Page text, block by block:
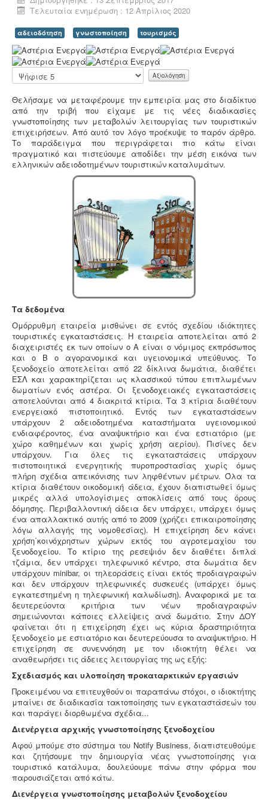
Άδεια λειτουργίας catering -
αδειοδοτούνται ως επαγγελματικά εργαστήρια με
προαπαιτούμενη κτηνιατρική άδεια λειτουργίας η
οποία συνοδεύεται από πλήρη μελέτη HACCP,
σύμφωνα με τον ευρωπαϊκό κανονισμό 853/2004.
Νομιμοποίηση γεώτρησης - Όλες οι μεταβιβάσεις
κατόπιν νομιμοποίησης της γεώτρησης. Για να
προχωρήσει η συμβολαιογραφική πράξη θα πρέπει να
έχει εκδοθεί κωδικός ΕΜΣΥ ενεργού ή ανενεργού
σημείου υδροληψίας
Μελέτη πισίνας / κολυμβητικής
δεξαμενής - Οι πισίνες είναι χημικές εγκαταστάσεις
επεξεργασίας νερού σύμφωνα με το προεδρικό
διάταγμα ΠΔ 274/97. Για την λειτουργία της πισίνας
απαιτείται υγειονολογική - χημικοτεχνική μελέτη και
κανονισμός λειτουργίας - ασφαλείας. Η άδεια
λειτουργίας εκδίδεται με διαδικασίες γνωστοποίησης.
Μελέτη επικινδυνότητας λεγιονέλλα - .Η υγειονομική
αναγνώριση και μελέτη εκτίμησης του κινδύνου από
την λεγιονέλλα στις υδρεύσεις ξενοδοχειακών κτιρίων
επιβάλλεται από τις νέες υγειονομικές διατάξεις του
Υπουργείου Υγείας.
Ενεργειακά πιστοποιητικά - Όλες οι αγοραπωλησίες,
μισθώσεις, ανακαινίσεις και μονώσεις κατοικιών -
επαγγελματικών χώρων προαπαιτούν την ύπαρξη
ενεργειακού πιστοποιητικού
Μελέτη HACCP υγειονομικού ενδιαφέροντος
Όλα τα
καταστήματα υγειονομικού ενδιαφέροντος,
βρεφονηπιακοί, μονάδες φροντίδας, παλιά & νέα,
υποχρεούνται να διαθέτουν μελέτη διεργασιών
HACCP από επαγγελματία
υγειονολόγο (απόφαση
Υ1γ/ΓΠ/οικ.47829/17 ).
Τελευταία ενημέρωση : 12 Απρίλιος 2020
αδειοδότηση γνωστοποίηση τουρισμός
Α
ξ
ι
ο
ό
γ
η
σ
η
Χ
ρ
Παρακαλώ
αξιολογήστε
Θελήσαμε να μεταφέρουμε την εμπειρία μας στο διαδίκτυο
από την τριβή που είχαμε με τις νέες διαδικασίες
γνωστοποίησης των μεταβολών λειτουργίας των τουριστικών
επιχειρήσεων. Από αυτό τον λόγο προέκυψε το παρόν άρθρο.
Το παράδειγμα που περιγράφεται πιο κάτω είναι
πραγματικό και πιστεύουμε αποδίδει την μέση εικόνα των
ελληνικών αδειοδοτημένων τουριστικών καταλυμάτων.
Τα δεδομένα
Ομόρρυθμη εταιρεία μισθώνει σε εντός σχεδίου ιδιόκτητες
τουριστικές εγκαταστάσεις. Η εταιρεία αποτελείται από 2
διαχειριστές εκ των οποίων ο Α είναι ο νόμιμος εκπρόσωπος
και ο Β ο αγορανομικά και υγειονομικά υπεύθυνος. Το
ξενοδοχείο αποτελείται από 22 δίκλινα δωμάτια, διαθέτει
ΕΣΛ και χαρακτηρίζεται ως κλασσικού τύπου επιπλωμένων
δωματίων ενός αστέρα. Οι ξενοδοχειακές εγκαταστάσεις
αποτελούνται από 4 διακριτά κτίρια. Τα 3 κτίρια διαθέτουν
ενεργειακό πιστοποιητικό. Εντός των εγκαταστάσεων
υπάρχουν 2 αδειοδοτημένα καταστήματα υγειονομικού
ενδιαφέροντος, ένα αναψυκτήριο και ένα εστιατόριο (με
χώρο καθημένων και χωρίς χρήση αερίου). Πισίνες δεν
υπάρχουν. Για όλες τις εγκαταστάσεις υπάρχουν
πιστοποιητικά ενεργητικής πυροπροστασίας χωρίς όμως
πλήρη σχέδια απεικόνισης των ληφθέντων μέτρων. Όλα τα
κτίρια διαθέτουν οικοδομική άδεια, έχουν διαπιστωθεί όμως
μικρές αλλά υπολογίσιμες αποκλίσεις από τους όρους
δόμησης. Περιβαλλοντική άδεια δεν υπάρχει, υπάρχει όμως
ένα απαλλακτικό αυτής από το 2009 (χρήζει επικαιροποίησης
λόγω αλλαγής της νομοθεσίας). Η επιχείρηση δεν κάνει
χρήση΄κοινόχρηστων χώρων εκτός του αγροτεμαχίου του
ξενοδοχείου. Το κτίριο της ρεσεψιόν δεν διαθέτει διπλά
τζάμια, δεν υπάρχει τηλεφωνικό κέντρο, στα δωμάτια δεν
υπάρχουν minibar, οι τηλεοράσεις είναι εκτός προδιαγραφών
και δεν υπάρχουν τηλεφωνικές συσκευές (υπάρχει όμως
εγκατεστημένη η τηλεφωνική καλωδίωση). Αναφορικά με τα
δευτερεύοντα κριτήρια των νέων προδιαγραφών
σημειώνονται κάποιες ελλείψεις ανά δωμάτιο. Στην ΔΟΥ
φαίνεται ότι η επιχείρηση έχει ως κύρια δραστηριότητα
ξενοδοχείο με εστιατόριο και δευτερεύουσα το αναψυκτήριο. Η
επιχείρηση σε συνεννόηση με τον ιδιοκτήτη θέλει να
αναθεωρήσει τις άδειες λειτουργίας της ως εξής:
Σχεδιασμός και υλοποίηση προκαταρκτικών εργασιών
Προκειμένου να επιτευχθούν οι παραπάνω στόχοι, ο ιδιοκτήτης
μπαίνει σε διαδικασία τακτοποίησης των εγκαταστάσεών του
και παράγει διορθωμένα σχέδια...
Διενέργεια αρχικής γνωστοποίησης ξενοδοχείου
Αφού μπούμε στο σύστημα του Notify Business, διαπιστευθούμε
και ζητήσουμε την δημιουργία νέας γνωστοποίησης για
τουριστικό κατάλυμα, δουλεύουμε πάνω στην φόρμα που
παρουσιάζεται από κάτω.
Διενέργεια γνωστοποίησης μεταβολών ξενοδοχείου